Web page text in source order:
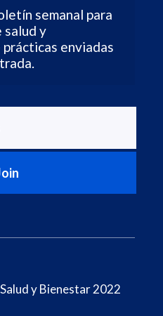
semanal para
salud y
enviadas
y Bienestar 2022